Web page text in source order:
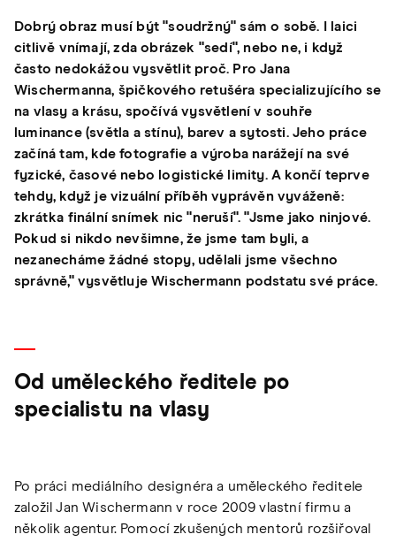
Dobrý obraz musí být "soudržný" sám o sobě. I laici
citlivě vnímají, zda obrázek "sedí", nebo ne, i když
často nedokážou vysvětlit proč. Pro Jana
Wischermanna, špičkového retušéra specializujícího se
na vlasy a krásu, spočívá vysvětlení v souhře
luminance (světla a stínu), barev a sytosti. Jeho práce
začíná tam, kde fotografie a výroba narážejí na své
fyzické, časové nebo logistické limity. A končí teprve
tehdy, když je vizuální příběh vyprávěn vyváženě:
zkrátka finální snímek nic "neruší". "Jsme jako ninjové.
Pokud si nikdo nevšimne, že jsme tam byli, a
nezanecháme žádné stopy, udělali jsme všechno
správně," vysvětluje Wischermann podstatu své práce.
Od uměleckého ředitele po
specialistu na vlasy
Po práci mediálního designéra a uměleckého ředitele
založil Jan Wischermann v roce 2009 vlastní firmu a
několik agentur. Pomocí zkušených mentorů rozšiřoval